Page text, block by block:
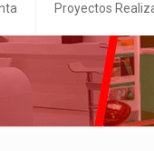
Proyectos